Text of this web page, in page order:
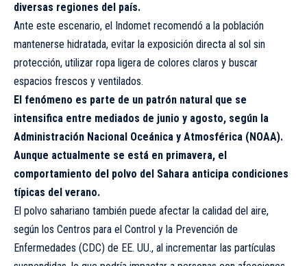
diversas regiones del país.
Ante este escenario, el Indomet recomendó a la población
mantenerse hidratada, evitar la exposición directa al sol sin
protección, utilizar ropa ligera de colores claros y buscar
espacios frescos y ventilados.
El fenómeno es parte de un patrón natural que se
intensifica entre mediados de junio y agosto, según la
Administración Nacional Oceánica y Atmosférica (NOAA).
Aunque actualmente se está en primavera, el
comportamiento del polvo del Sahara anticipa condiciones
típicas del verano.
El polvo sahariano también puede afectar la calidad del aire,
según los Centros para el Control y la Prevención de
Enfermedades (CDC) de EE. UU., al incrementar las partículas